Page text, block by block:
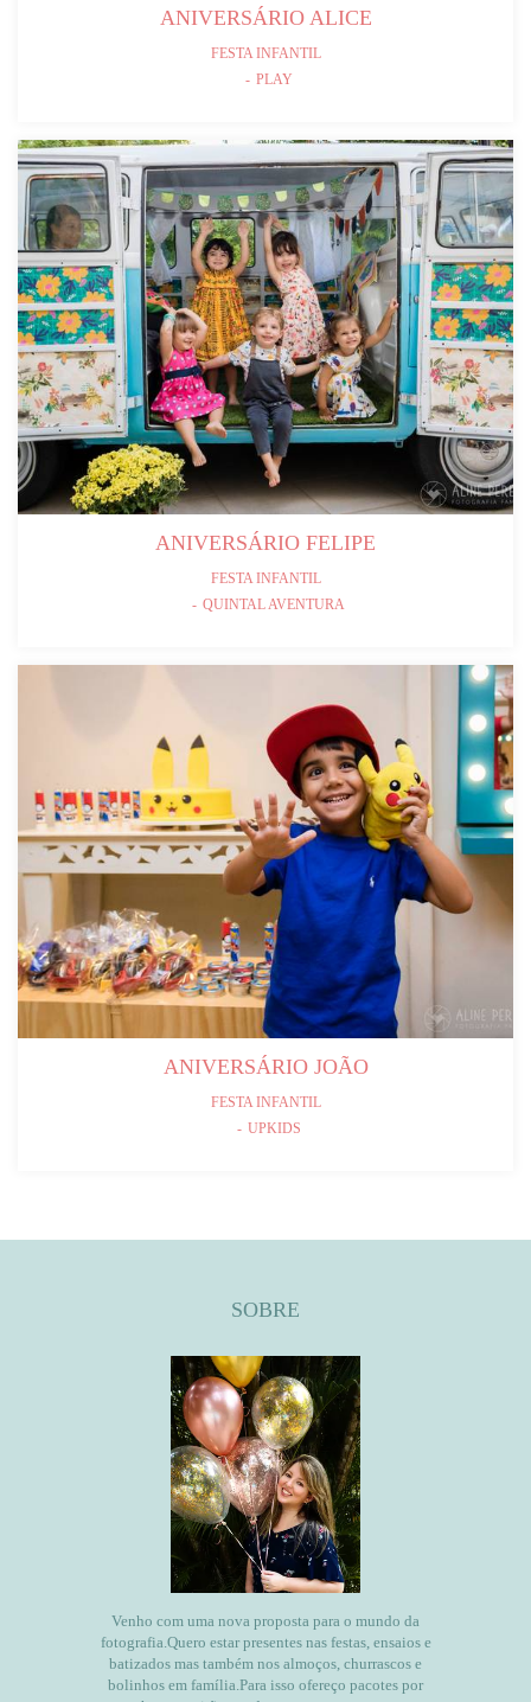
ANIVERSÁRIO ALICE
FESTA INFANTIL
PLAY
ANIVERSÁRIO FELIPE
FESTA INFANTIL
QUINTAL AVENTURA
ANIVERSÁRIO JOÃO
FESTA INFANTIL
UPKIDS
SOBRE
Venho com uma nova proposta para o mundo da
fotografia.Quero estar presentes nas festas, ensaios e
batizados mas também nos almoços, churrascos e
bolinhos em família.Para isso ofereço pacotes por